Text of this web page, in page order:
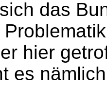
das
hier
es